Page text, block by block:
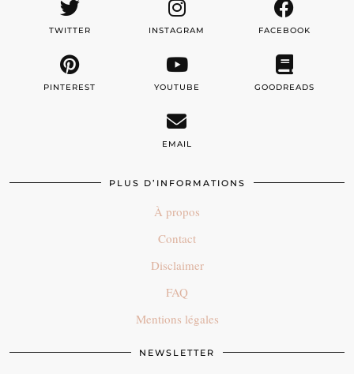
TWITTER INSTAGRAM FACEBOOK
PINTEREST YOUTUBE GOODREADS
EMAIL
PLUS D’INFORMATIONS
À propos
Contact
Disclaimer
FAQ
Mentions légales
NEWSLETTER